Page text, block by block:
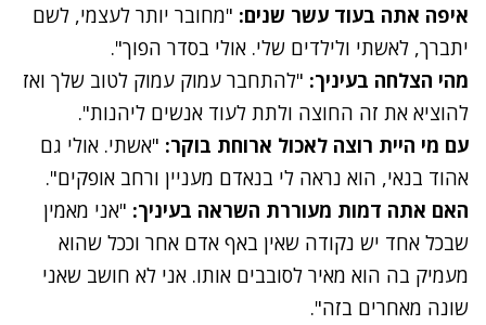
איפה אתה בעוד עשר שנים: "מחובר יותר לעצמי, לשם
יתברך, לאשתי ולילדים שלי. אולי בסדר הפוך".
מהי הצלחה בעיניך: "להתחבר עמוק עמוק לטוב שלך ואז
להוציא את זה החוצה ולתת לעוד אנשים ליהנות".
עם מי היית רוצה לאכול ארוחת בוקר: "אשתי. אולי גם
אהוד בנאי, הוא נראה לי בנאדם מעניין ורחב אופקים".
האם אתה דמות מעוררת השראה בעיניך: "אני מאמין
שבכל אחד יש נקודה שאין באף אדם אחר וככל שהוא
מעמיק בה הוא מאיר לסובבים אותו. אני לא חושב שאני
שונה מאחרים בזה".